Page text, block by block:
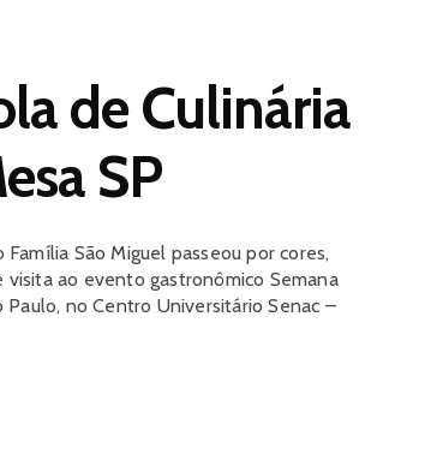
de Culinária
SP
São Miguel passeou por cores,
visita ao evento gastronômico Semana
no Centro Universitário Senac –